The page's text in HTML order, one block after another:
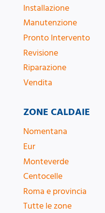
Installazione
Manutenzione
Pronto Intervento
Revisione
Riparazione
Vendita
ZONE CALDAIE
Nomentana
Eur
Monteverde
Centocelle
Roma e provincia
Tutte le zone